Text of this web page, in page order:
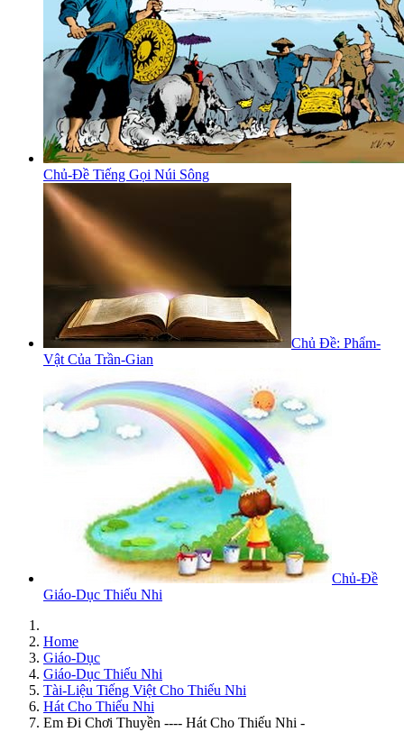
Chủ-Đề Tiếng Gọi Núi Sông
Chủ Đề: Phẩm-
Vật Của Trần-Gian
Chủ-Đề
Giáo-Dục Thiếu Nhi
Home
Giáo-Dục
Giáo-Dục Thiếu Nhi
Tài-Liệu Tiếng Việt Cho Thiếu Nhi
Hát Cho Thiếu Nhi
Em Đi Chơi Thuyền ---- Hát Cho Thiếu Nhi -